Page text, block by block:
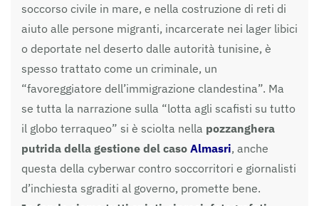
soccorso civile in mare, e nella costruzione di reti di
aiuto alle persone migranti, incarcerate nei lager libici
o deportate nel deserto dalle autorità tunisine, è
spesso trattato come un criminale, un
“favoreggiatore dell’immigrazione clandestina”. Ma
se tutta la narrazione sulla “lotta agli scafisti su tutto
il globo terraqueo” si è sciolta nella pozzanghera
putrida della gestione del caso Almasri, anche
questa della cyberwar contro soccorritori e giornalisti
d’inchiesta sgraditi al governo, promette bene.